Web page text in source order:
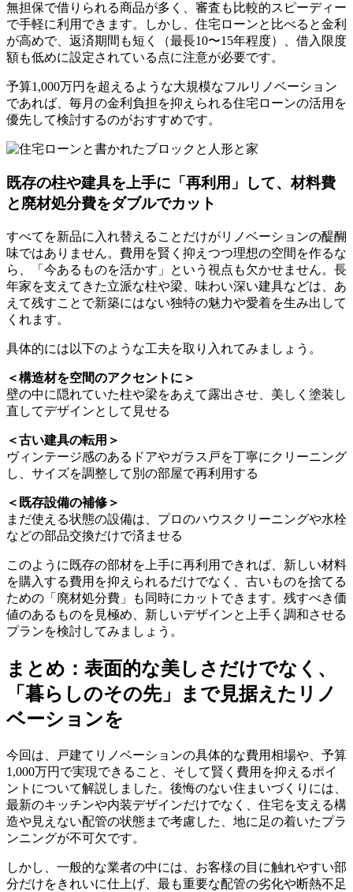
無担保で借りられる商品が多く、審査も比較的スピーディー
で手軽に利用できます。しかし、住宅ローンと比べると金利
が高めで、返済期間も短く（最長10〜15年程度）、借入限度
額も低めに設定されている点に注意が必要です。
予算1,000万円を超えるような大規模なフルリノベーション
であれば、毎月の金利負担を抑えられる住宅ローンの活用を
優先して検討するのがおすすめです。
既存の柱や建具を上手に「再利用」して、材料費
と廃材処分費をダブルでカット
すべてを新品に入れ替えることだけがリノベーションの醍醐
味ではありません。費用を賢く抑えつつ理想の空間を作るな
ら、「今あるものを活かす」という視点も欠かせません。長
年家を支えてきた立派な柱や梁、味わい深い建具などは、あ
えて残すことで新築にはない独特の魅力や愛着を生み出して
くれます。
具体的には以下のような工夫を取り入れてみましょう。
＜構造材を空間のアクセントに＞
壁の中に隠れていた柱や梁をあえて露出させ、美しく塗装し
直してデザインとして見せる
＜古い建具の転用＞
ヴィンテージ感のあるドアやガラス戸を丁寧にクリーニング
し、サイズを調整して別の部屋で再利用する
＜既存設備の補修＞
まだ使える状態の設備は、プロのハウスクリーニングや水栓
などの部品交換だけで済ませる
このように既存の部材を上手に再利用できれば、新しい材料
を購入する費用を抑えられるだけでなく、古いものを捨てる
ための「廃材処分費」も同時にカットできます。残すべき価
値のあるものを見極め、新しいデザインと上手く調和させる
プランを検討してみましょう。
まとめ：表面的な美しさだけでなく、
「暮らしのその先」まで見据えたリノ
ベーションを
今回は、戸建てリノベーションの具体的な費用相場や、予算
1,000万円で実現できること、そして賢く費用を抑えるポイ
ントについて解説しました。後悔のない住まいづくりには、
最新のキッチンや内装デザインだけでなく、住宅を支える構
造や見えない配管の状態まで考慮した、地に足の着いたプラ
ンニングが不可欠です。
しかし、一般的な業者の中には、お客様の目に触れやすい部
分だけをきれいに仕上げ、最も重要な配管の劣化や断熱不足